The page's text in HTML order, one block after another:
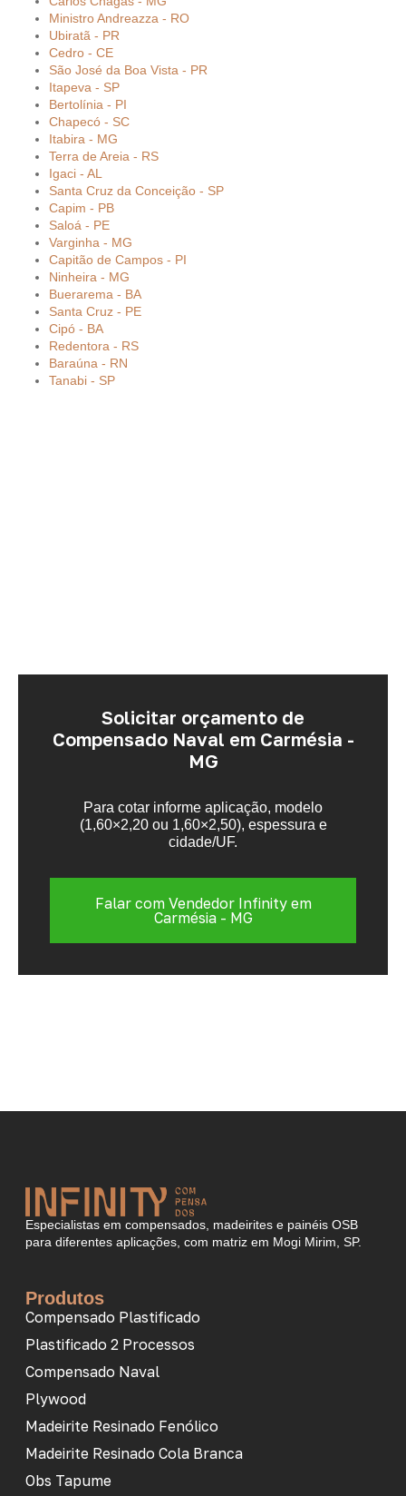
Ministro Andreazza - RO
Ubiratã - PR
Cedro - CE
São José da Boa Vista - PR
Itapeva - SP
Bertolínia - PI
Chapecó - SC
Itabira - MG
Terra de Areia - RS
Igaci - AL
Santa Cruz da Conceição - SP
Capim - PB
Saloá - PE
Varginha - MG
Capitão de Campos - PI
Ninheira - MG
Buerarema - BA
Santa Cruz - PE
Cipó - BA
Redentora - RS
Baraúna - RN
Tanabi - SP
Solicitar orçamento de
Compensado Naval em Carmésia -
MG
Para cotar informe aplicação, modelo
(1,60×2,20 ou 1,60×2,50), espessura e
cidade/UF.
Falar com Vendedor Infinity em
Carmésia - MG
Especialistas em compensados, madeirites e painéis OSB
para diferentes aplicações, com matriz em Mogi Mirim, SP.
Produtos
Compensado Plastificado
Plastificado 2 Processos
Compensado Naval
Plywood
Madeirite Resinado Fenólico
Madeirite Resinado Cola Branca
Obs Tapume